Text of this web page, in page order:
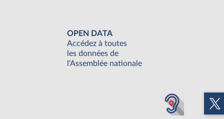
OPEN DATA
Accédez à toutes
les données de
l'Assemblée nationale